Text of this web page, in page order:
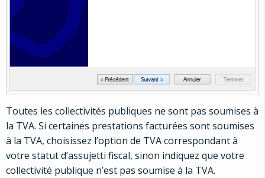
Toutes les collectivités publiques ne sont pas soumises à
la TVA. Si certaines prestations facturées sont soumises
à la TVA, choisissez l’option de TVA correspondant à
votre statut d’assujetti fiscal, sinon indiquez que votre
collectivité publique n’est pas soumise à la TVA.